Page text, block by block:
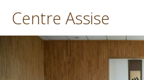
contenu
Centre Assise